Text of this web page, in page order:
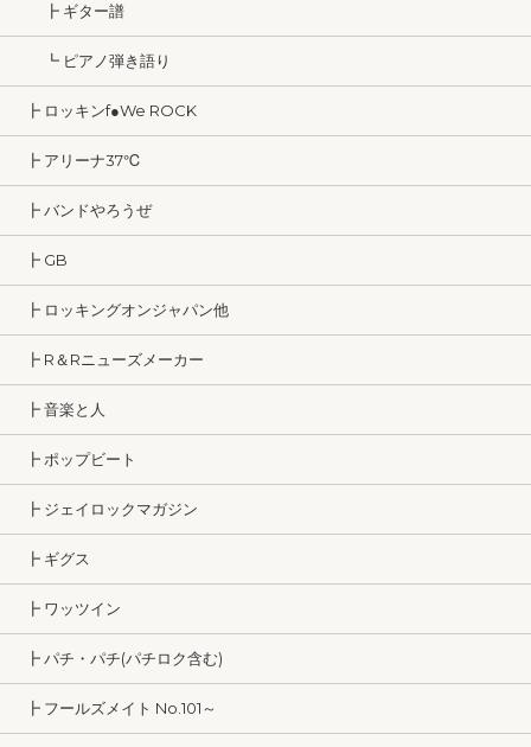
┣ ギター譜
┗ ピアノ弾き語り
┣ ロッキンf●We ROCK
┣ アリーナ37℃
┣ バンドやろうぜ
┣ GB
┣ ロッキングオンジャパン他
┣ R＆Rニューズメーカー
┣ 音楽と人
┣ ポップビート
┣ ジェイロックマガジン
┣ ギグス
┣ ワッツイン
┣ パチ・パチ(パチロク含む)
┣ フールズメイト No.101～